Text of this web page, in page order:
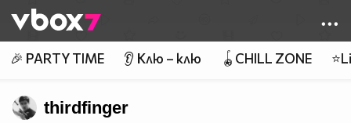
👾
🎉 PARTY TIME 👂 Клю – клю 🪀CHILL ZONE
thirdfinger